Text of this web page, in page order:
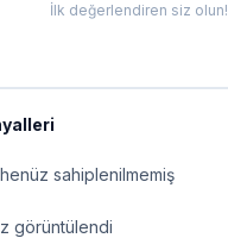
İlk değerlendiren siz olun!
sahiplenilmemiş
görüntülendi